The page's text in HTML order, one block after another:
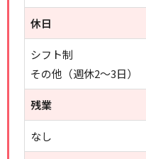
休日
シフト制
その他（週休2～3日）
残業
なし